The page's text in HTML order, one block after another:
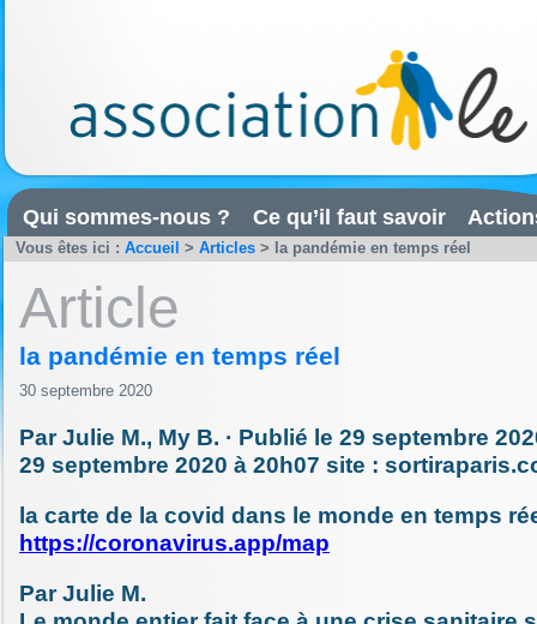
Qui sommes-nous ? Ce qu’il faut savoir
Vous êtes ici : Accueil > Articles > la pandémie en temps réel
Article
la pandémie en temps réel
30 septembre 2020
Par Julie M., My B. · Publié le 29 septembre
29 septembre 2020 à 20h07 site :
la carte de la covid dans le monde en temps
https://coronavirus.app/map
Par Julie M.